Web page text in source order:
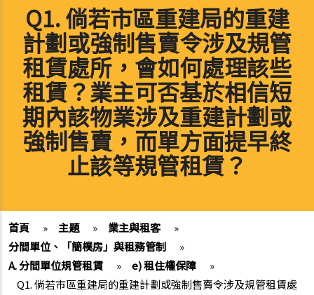
Q1. 倘若市區重建局的重建
計劃或強制售賣令涉及規管
租賃處所，會如何處理該些
租賃？業主可否基於相信短
期內該物業涉及重建計劃或
強制售賣，而單方面提早終
止該等規管租賃？
首頁 » 主題 » 業主與租客
»
分間單位、「簡樸房」與租務管制
»
A. 分間單位規管租賃
» e) 租住權保障
»
Q1. 倘若市區重建局的重建計劃或強制售賣令涉及規管租賃處